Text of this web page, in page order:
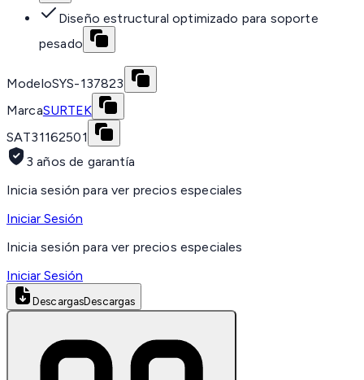
Diseño estructural optimizado para soporte
pesado
ModeloSYS-137823
MarcaSURTEK
SAT31162501
3 años de garantía
Inicia sesión para ver precios especiales
Iniciar Sesión
Inicia sesión para ver precios especiales
Iniciar Sesión
DescargasDescargas